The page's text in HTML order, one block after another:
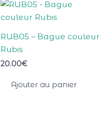
RUB05 – Bague couleur
Rubis
20.00€
Ajouter au panier